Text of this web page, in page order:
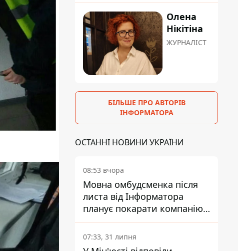
Олена
Нікітіна
ЖУРНАЛІСТ
БІЛЬШЕ ПРО АВТОРІВ
ІНФОРМАТОРА
ОСТАННІ НОВИНИ УКРАЇНИ
08:53 вчора
Мовна омбудсменка після
листа від Інформатора
планує покарати компанію-
підрядника ПриватБанку
07:33, 31 липня